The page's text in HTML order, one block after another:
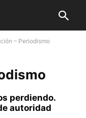
– Periodismo
perdiendo.
autoridad